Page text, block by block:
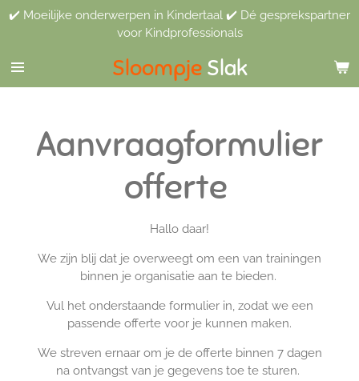
Ga
de
hoofdinhoud
Sloompje Slak
✔️ Moeilijke onderwerpen in Kindertaal ✔️ Dé gesprekspartner
voor Kindprofessionals
Aanvraagformulier
offerte
Hallo daar!
We zijn blij dat je overweegt om een van trainingen
binnen je organisatie aan te bieden.
Vul het onderstaande formulier in, zodat we een
passende offerte voor je kunnen maken.
We streven ernaar om je de offerte binnen 7 dagen
na ontvangst van je gegevens toe te sturen.